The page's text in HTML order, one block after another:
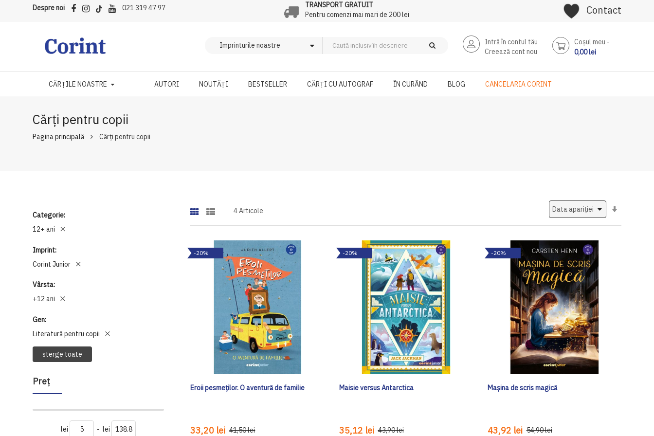
Despre noi 021 319 47 97
TRANSPORT GRATUIT
Pentru comenzi mai mari de 200 lei
Contact
Intră în contul tău
Creează cont nou
Coşul meu
0,00 lei
CĂRȚILE NOASTRE AUTORI NOUTĂȚI BESTSELLER CĂRȚI CU AUTOGRAF ÎN CURÂND BLOG CANCELARIA CORINT
Cărți pentru copii
Pagina principală Cărți pentru copii
Categorie
12+ ani
Imprint
Corint Junior
Vârsta
+12 ani
Gen
Literatură pentru copii
sterge toate
Preţ
lei - lei
4Articole
-20%
Eroii pesmeților. O aventură de familie
33,20 lei 41,50 lei
-20%
Maisie versus Antarctica
35,12 lei 43,90 lei
-20%
Mașina de scris magică
43,92 lei 54,90 lei